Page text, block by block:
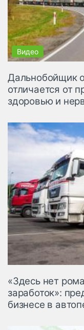
Дальнобойщик
отличается от
здоровью и
«Здесь нет
заработок»:
бизнесе в